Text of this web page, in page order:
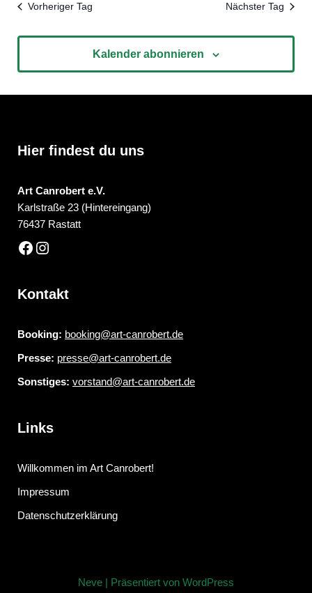
Vorheriger Tag Nächster Tag
Kalender abonnieren
Hier findest du uns
Art Canrobert e.V.
Karlstraße 23 (Hintereingang)
76437 Rastatt
Kontakt
Booking: booking@art-canrobert.de
Presse: presse@art-canrobert.de
Sonstiges: vorstand@art-canrobert.de
Links
Willkommen im Art Canrobert!
Impressum
Datenschutzerklärung
Neve | Präsentiert von WordPress